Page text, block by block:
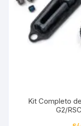
Kit Completo
G2/